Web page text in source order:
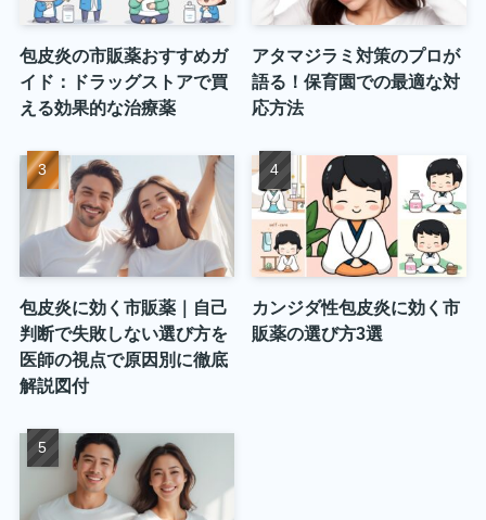
包皮炎の市販薬おすすめガ
イド：ドラッグストアで買
える効果的な治療薬
アタマジラミ対策のプロが
語る！保育園での最適な対
応方法
包皮炎に効く市販薬｜自己
判断で失敗しない選び方を
医師の視点で原因別に徹底
解説図付
カンジダ性包皮炎に効く市
販薬の選び方3選